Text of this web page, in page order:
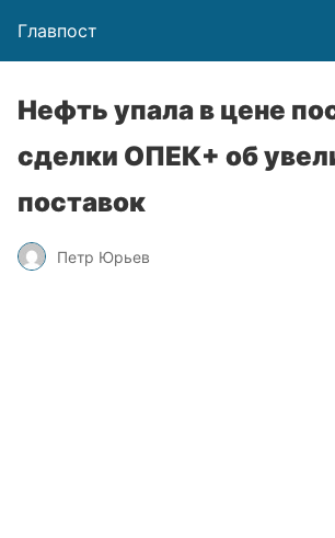
Главпост
Нефть упала в цене
сделки ОПЕК+ об
поставок
Петр Юрьев